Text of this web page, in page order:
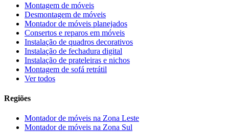
Montagem de móveis
Desmontagem de móveis
Montador de móveis planejados
Consertos e reparos em móveis
Instalação de quadros decorativos
Instalação de fechadura digital
Instalação de prateleiras e nichos
Montagem de sofá retrátil
Ver todos
Regiões
Montador de móveis na Zona Leste
Montador de móveis na Zona Sul